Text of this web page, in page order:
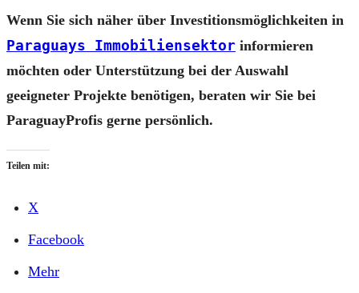
Wenn Sie sich näher über Investitionsmöglichkeiten in
Paraguays Immobiliensektor informieren
möchten oder Unterstützung bei der Auswahl
geeigneter Projekte benötigen, beraten wir Sie bei
ParaguayProfis gerne persönlich.
Teilen mit:
X
Facebook
Mehr